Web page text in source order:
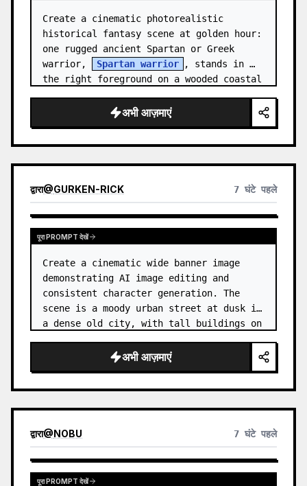
Create a cinematic photorealistic
historical fantasy scene at golden hour:
one rugged ancient Spartan or Greek
warrior,
Spartan warrior
, stands in
the right foreground on a wooded coastal
अभी आज़माएं
द्वारा@GURKEN-RICK 7 घंटे पहले
पूरा PROMPT देखें
Create a cinematic wide banner image
demonstrating AI image editing and
consistent character generation. The
scene is a moody urban street at dusk in
a dense old city, with tall buildings on
moving cars, soft streetlights,…
अभी आज़माएं
द्वारा@NOBU 7 घंटे पहले
पूरा PROMPT देखें